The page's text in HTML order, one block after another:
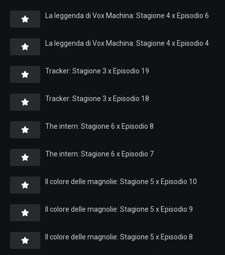
La leggenda di Vox Machina: Stagione 4 x Episodio 6
La leggenda di Vox Machina: Stagione 4 x Episodio 4
Tracker: Stagione 3 x Episodio 19
Tracker: Stagione 3 x Episodio 18
The intern: Stagione 6 x Episodio 8
The intern: Stagione 6 x Episodio 7
Il colore delle magnolie: Stagione 5 x Episodio 10
Il colore delle magnolie: Stagione 5 x Episodio 9
Il colore delle magnolie: Stagione 5 x Episodio 8